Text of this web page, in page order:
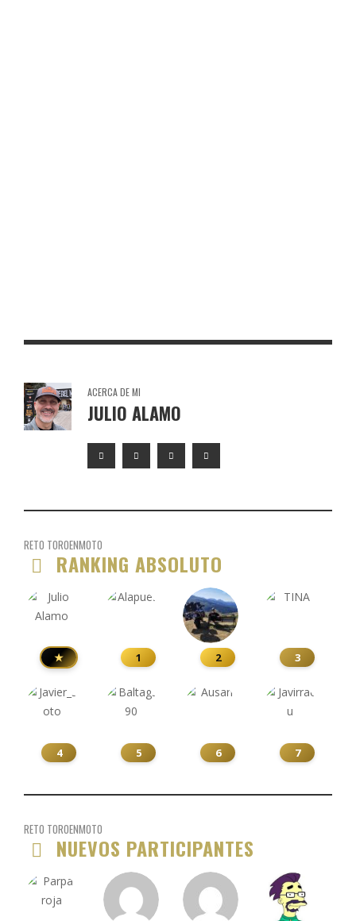
ACERCA DE MI
JULIO ALAMO
RETO TOROENMOTO
RANKING ABSOLUTO
★ 1 2 3
4 5 6 7
RETO TOROENMOTO
NUEVOS PARTICIPANTES